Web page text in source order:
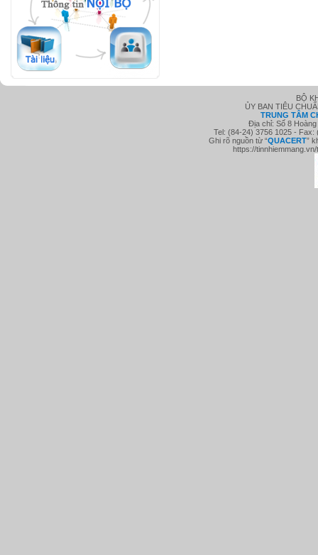
BỘ
ỦY BAN TIÊU
TRUNG TÂM
Địa chỉ: Số 8
Tel: (84-24) 3756 1025 -
Ghi rõ nguồn từ “QUACERT”
https://